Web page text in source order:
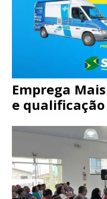
Emprega
e